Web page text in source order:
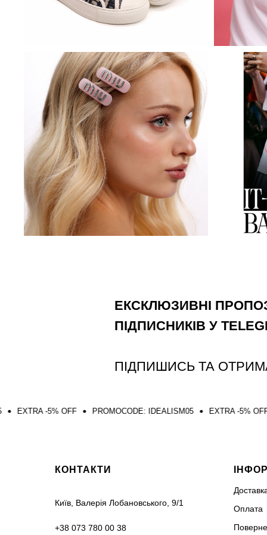
ЕКСКЛЮЗИВНІ
ПІДПИСНИКІВ У
ПІДПИШИСЬ ТА
OFF PROMOCODE: IDEALISM05 EXTRA -5% OFF
КОНТАКТИ
Київ, Валерія Лобановського, 9/1
+38 073 780 00 38
Оплата